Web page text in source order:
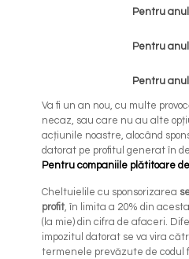
Pentru
Pentru
Pentru anul
Va fi un an nou, cu multe
necaz, sau care nu au alte
acțiunile noastre, alocând
datorat pe profitul generat în
Pentru companiile plătitoare
Cheltuielile cu sponsorizarea
profit, în limita a 20% din
(la mie) din cifra de afaceri.
impozitul datorat se va vira
termenele prevăzute de codul